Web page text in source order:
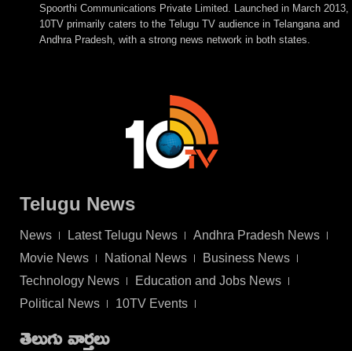
Spoorthi Communications Private Limited. Launched in March 2013,
10TV primarily caters to the Telugu TV audience in Telangana and
Andhra Pradesh, with a strong news network in both states.
Telugu News
News Latest Telugu News
Andhra Pradesh News
Movie News
National News
Business News
Technology News
Education and Jobs News
Political News
10TV Events
తెలుగు వార్తలు